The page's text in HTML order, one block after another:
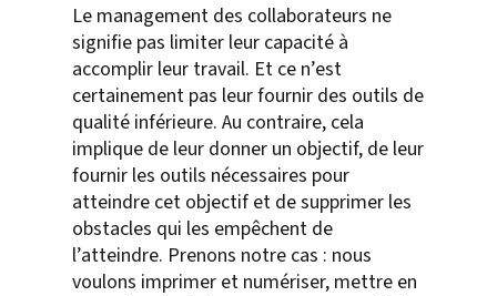
Le management des collaborateurs ne
signifie pas limiter leur capacité à
accomplir leur travail. Et ce n’est
certainement pas leur fournir des outils de
qualité inférieure. Au contraire, cela
implique de leur donner un objectif, de leur
fournir les outils nécessaires pour
atteindre cet objectif et de supprimer les
obstacles qui les empêchent de
l’atteindre. Prenons notre cas : nous
voulons imprimer et numériser, mettre en